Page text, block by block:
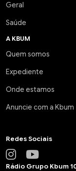
Geral
Saúde
A KBUM
Quem somos
Expediente
Onde estamos
Anuncie com a Kbum
Redes Sociais
Rádio Grupo Kbum